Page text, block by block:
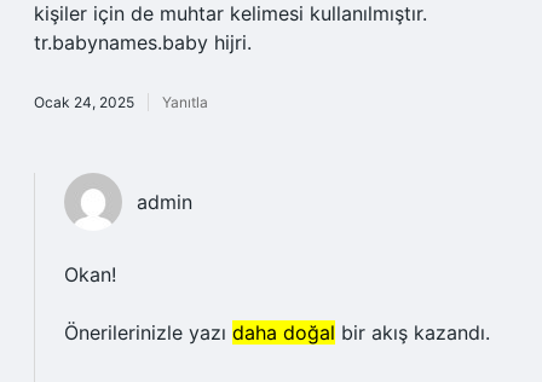
kişiler için de muhtar kelimesi kullanılmıştır.
tr.babynames.baby hijri.
Ocak 24, 2025 Yanıtla
admin
Okan!
Önerilerinizle yazı daha doğal bir akış kazandı.